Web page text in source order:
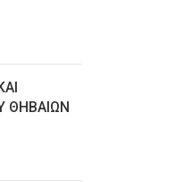
ΘΗΒΑΙΩΝ